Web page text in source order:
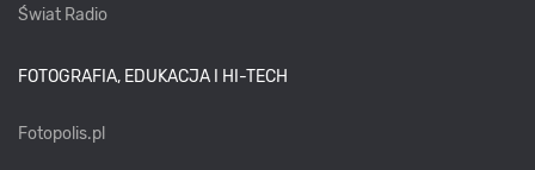
Świat Radio
FOTOGRAFIA, EDUKACJA I HI-TECH
Fotopolis.pl